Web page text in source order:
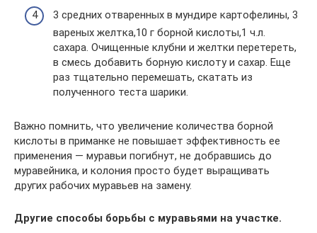
3 средних отваренных в мундире картофелины, 3
вареных желтка,10 г борной кислоты,1 ч.л.
сахара. Очищенные клубни и желтки перетереть,
в смесь добавить борную кислоту и сахар. Еще
раз тщательно перемешать, скатать из
полученного теста шарики.
Важно помнить, что увеличение количества борной
кислоты в приманке не повышает эффективность ее
применения — муравьи погибнут, не добравшись до
муравейника, и колония просто будет выращивать
других рабочих муравьев на замену.
Другие способы борьбы с муравьями на участке.